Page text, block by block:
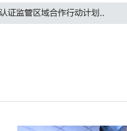
证监管区域合作行动计划..